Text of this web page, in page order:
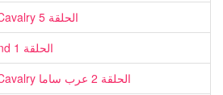
انمي Rakudai Kishi No Cavalry الحلقة 5
انمي Promised Neverland الحلقة 1
انمي Rakudai Kishi No Cavalry الحلقة 2 عرب ساما